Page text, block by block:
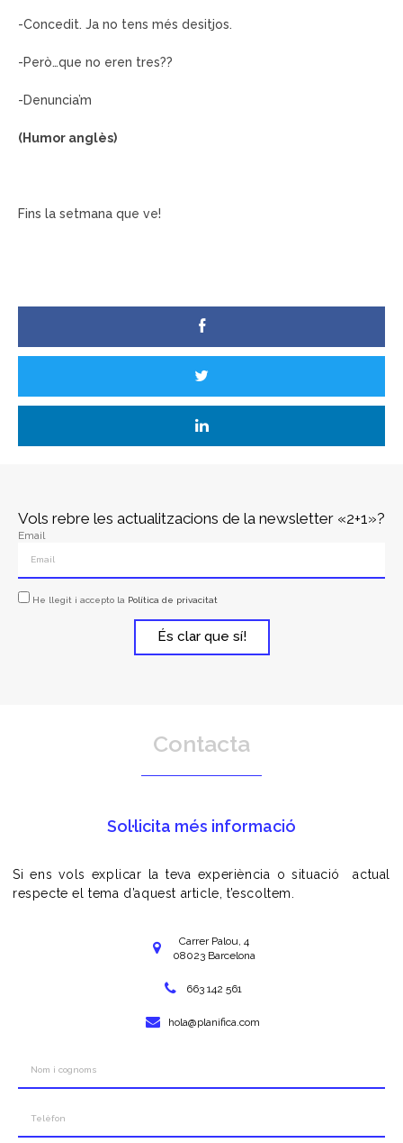
-Concedit. Ja no tens més desitjos.
-Però…que no eren tres??
-Denuncia’m
(Humor anglès)
Fins la setmana que ve!
Vols rebre les actualitzacions de la newsletter «2+1»?
Email
He llegit i accepto la Política de privacitat
És clar que sí!
Contacta
Sol·licita més informació
Si ens vols explicar la teva experiència o situació actual
respecte el tema d’aquest article, t’escoltem.
Carrer Palou, 4
08023 Barcelona
663 142 561
hola@planifica.com